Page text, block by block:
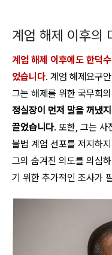
계엄 해제 이후의
계엄 해제 이후에도 한덕
었습니다. 계엄 해제요구
그는 해제를 위한 국무회
정실장이 먼저 말을 꺼냈
끌었습니다. 또한, 그는 사
불법 계엄 선포를 저지하
그의 숨겨진 의도를 의심
기 위한 추가적인 조사가